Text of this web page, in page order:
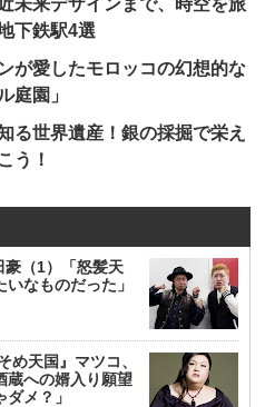
未来デザインまで、時空を旅
下鉄駅4選
が愛したモロッコの幻想的な
庭園」
る世界遺産！銀の採掘で栄え
う！
豪（1）「怒髪天
なものだった」
め天国』マツコ、
蔵への婿入り願望
メ？」